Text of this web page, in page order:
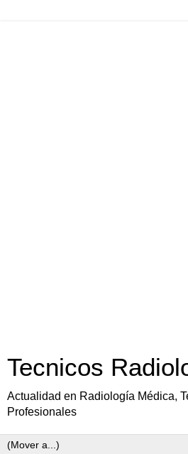
Tecnicos
Actualidad en Radiología Médica,
Profesionales